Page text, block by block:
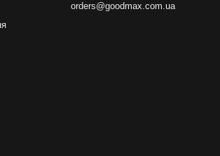
orders@goodmax.com.ua